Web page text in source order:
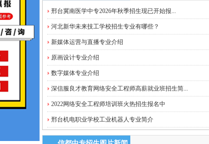
邢台冀南医学中专2026年秋季招生现已开始报...
河北新华未来技工学校招生专业有哪些？
新媒体运营与直播专业介绍
原画设计专业介绍
数字媒体专业介绍
深信服良才教育网络安全工程师高薪就业班招生简...
2022网络安全工程师培训班火热招生报名中
邢台机电职业学校工业机器人专业简介